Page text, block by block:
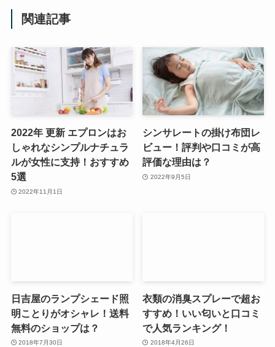
関連記事
2022年 更新 エプロンはお
しゃれなシンプルナチュラ
ルが女性に支持！おすすめ
5選
2022年11月1日
シンサレートの掛け布団レ
ビュー！評判や口コミが高
評価な理由は？
2022年9月5日
日吉屋のランプシェード照
明ことりがオシャレ！送料
無料のショップは？
2018年7月30日
衣類の消臭スプレーで超お
すすめ！いい匂いと口コミ
で人気ランキング！
2018年4月26日